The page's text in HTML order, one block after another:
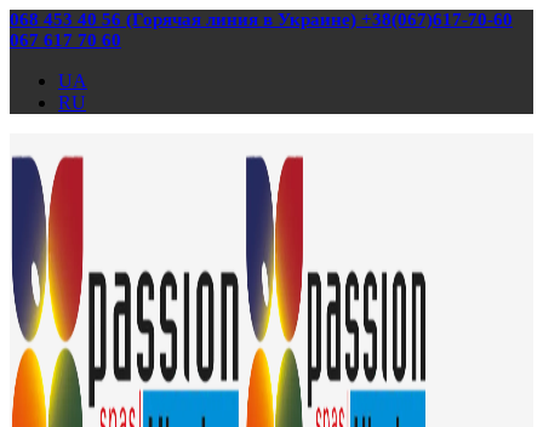
068 453 40 56 (Горячая линия в Украине) +38(067)617-70-60
067 617 70 60
UA
RU